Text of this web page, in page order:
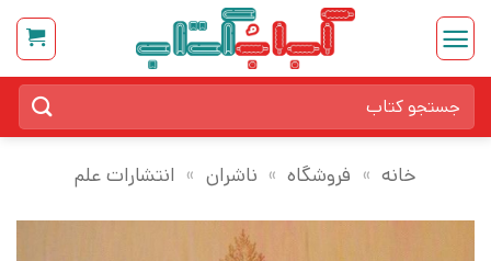
Skip
content
برای:
خانه » فروشگاه » ناشران » انتشارات علم